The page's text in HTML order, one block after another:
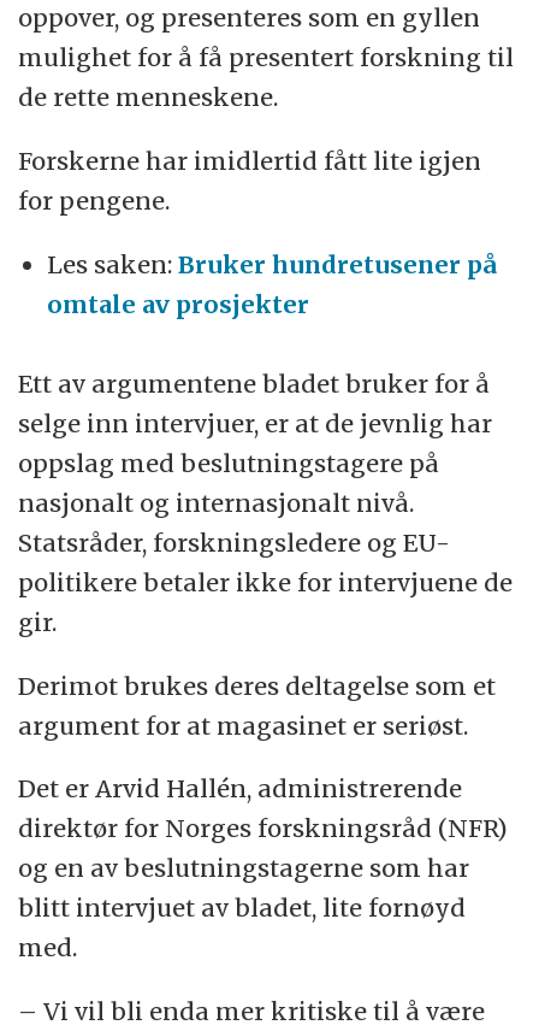
oppover, og presenteres som en gyllen
mulighet for å få presentert forskning til
de rette menneskene.
Forskerne har imidlertid fått lite igjen
for pengene.
Les saken:Bruker hundretusener på
omtale av prosjekter
Ett av argumentene bladet bruker for å
selge inn intervjuer, er at de jevnlig har
oppslag med beslutningstagere på
nasjonalt og internasjonalt nivå.
Statsråder, forskningsledere og EU-
politikere betaler ikke for intervjuene de
gir.
Derimot brukes deres deltagelse som et
argument for at magasinet er seriøst.
Det er Arvid Hallén, administrerende
direktør for Norges forskningsråd (NFR)
og en av beslutningstagerne som har
blitt intervjuet av bladet, lite fornøyd
med.
– Vi vil bli enda mer kritiske til å være